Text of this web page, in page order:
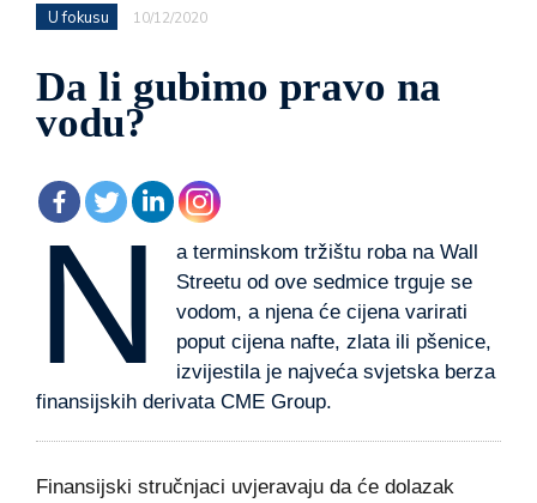
U fokusu 10/12/2020
Da li gubimo pravo na
vodu?
N
a terminskom tržištu roba na Wall
Streetu od ove sedmice trguje se
vodom, a njena će cijena varirati
poput cijena nafte, zlata ili pšenice,
izvijestila je najveća svjetska berza
finansijskih derivata CME Group.
Finansijski stručnjaci uvjeravaju da će dolazak